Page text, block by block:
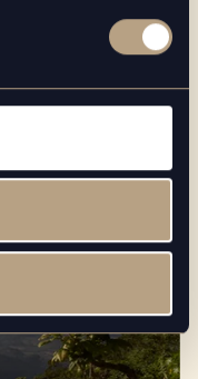
2021-07-28